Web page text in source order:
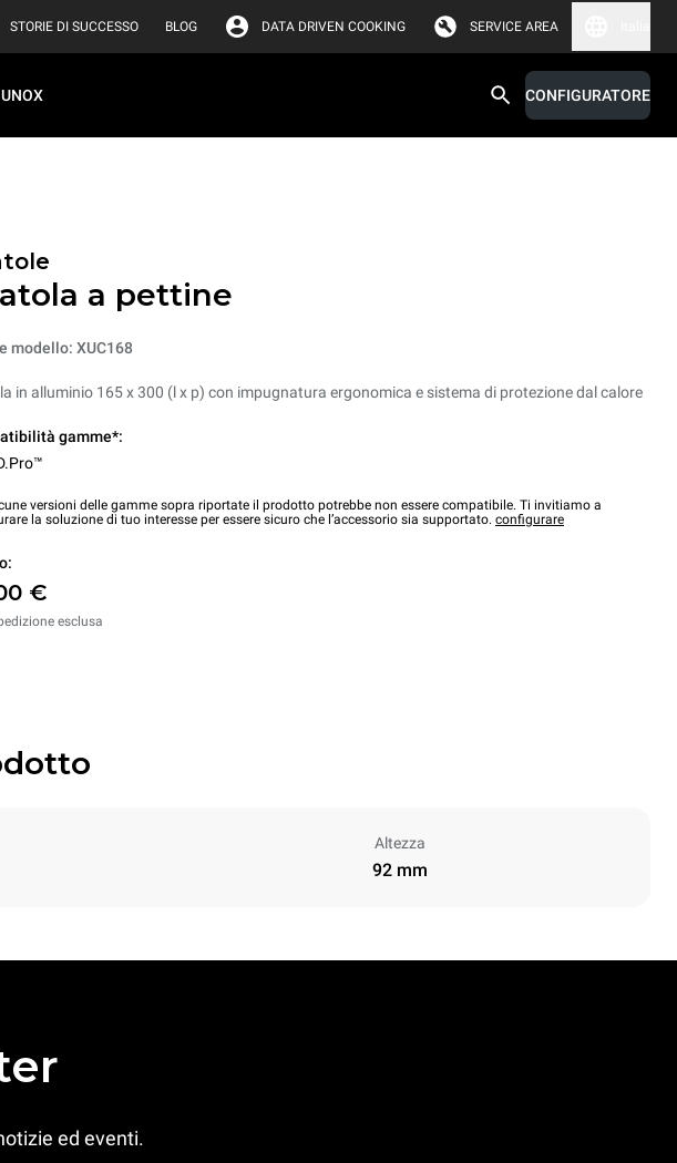
STORIE DI SUCCESSO BLOG DATA DRIVEN COOKING SERVICE AREA
CONFIGURATORE
a pettine
modello: XUC168
in alluminio 165 x 300 (l x p) con impugnatura ergonomica e sistema di protezione dal calore
gamme*:
versioni delle gamme sopra riportate il prodotto potrebbe non essere compatibile. Ti invitiamo a
la soluzione di tuo interesse per essere sicuro che l’accessorio sia supportato. configurare
€
esclusa
Altezza
92 mm
ed eventi.